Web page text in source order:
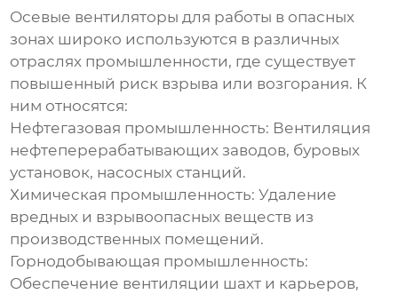
Осевые вентиляторы для работы в опасных
зонах широко используются в различных
отраслях промышленности, где существует
повышенный риск взрыва или возгорания. К
ним относятся:
Нефтегазовая промышленность: Вентиляция
нефтеперерабатывающих заводов, буровых
установок, насосных станций.
Химическая промышленность: Удаление
вредных и взрывоопасных веществ из
производственных помещений.
Горнодобывающая промышленность:
Обеспечение вентиляции шахт и карьеров,